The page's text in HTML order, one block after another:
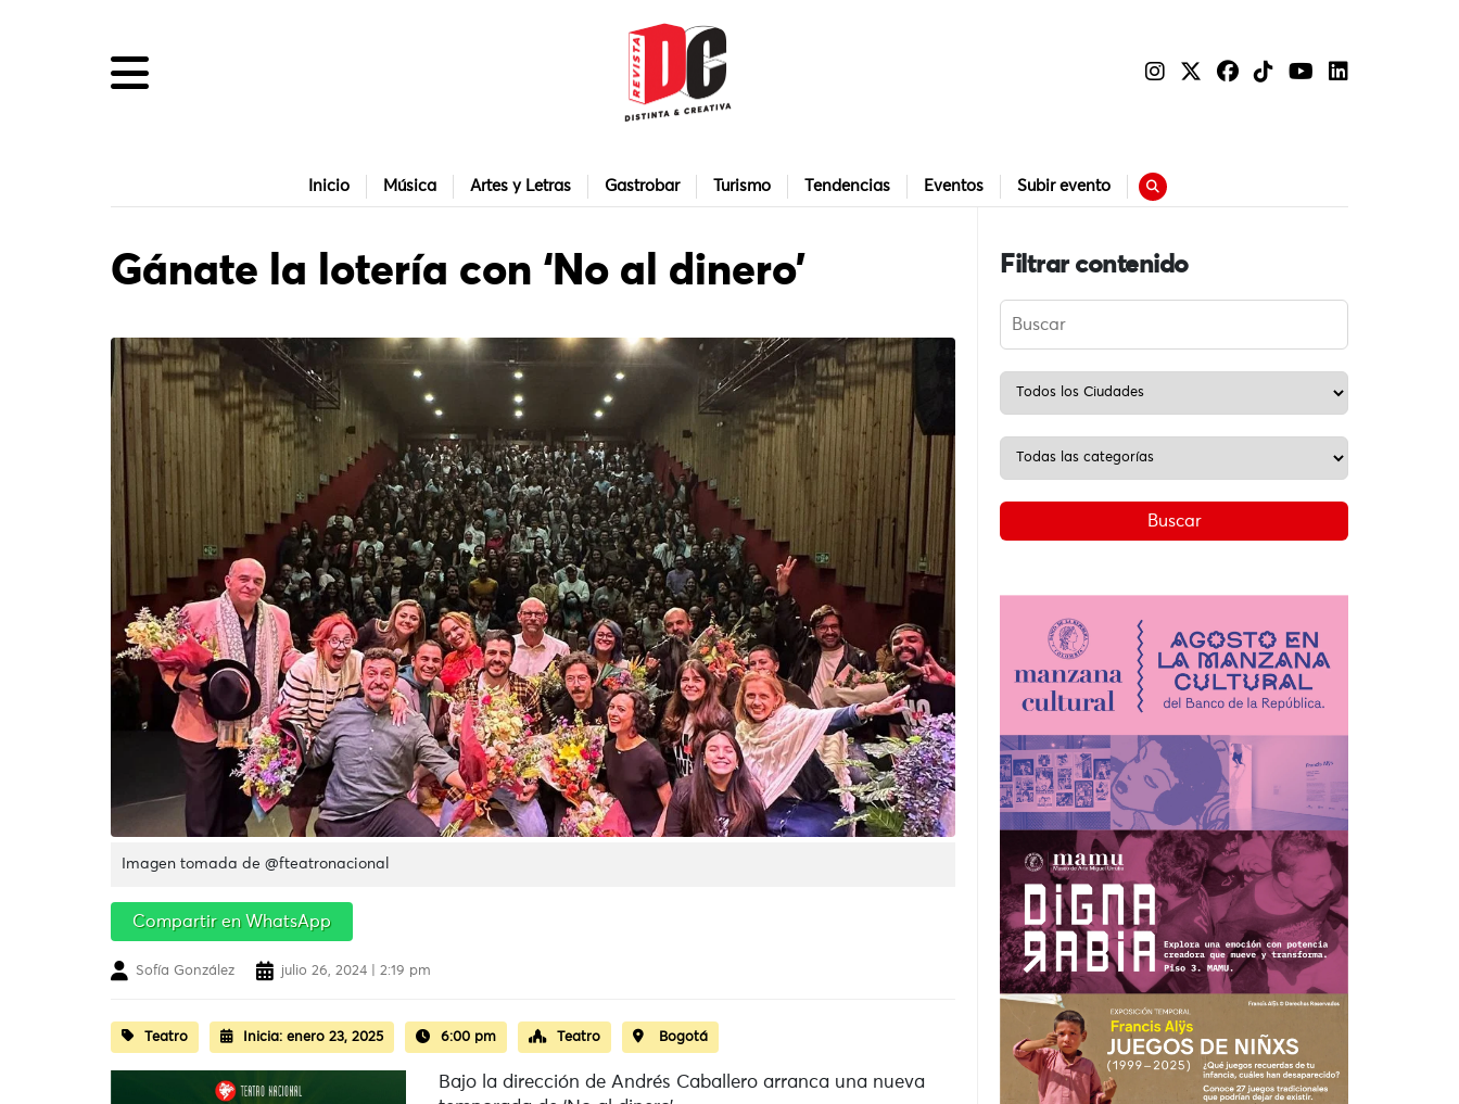
Inicio Música Artes y Letras Gastrobar Turismo Tendencias Eventos Subir evento
Gánate la lotería con ‘No al dinero’
Imagen tomada de @fteatronacional
Compartir en WhatsApp
Sofía González julio 26, 2024 | 2:19 pm
Teatro Inicia: enero 23, 2025 6:00 pm Teatro Bogotá
Bajo la dirección de Andrés Caballero arranca una nueva
Filtrar contenido